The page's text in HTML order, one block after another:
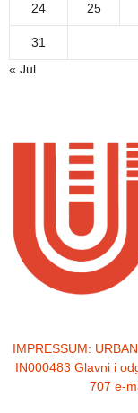
24 25
31
« Jul
IMPRESSUM:
IN000483 Glavni i
707 e-